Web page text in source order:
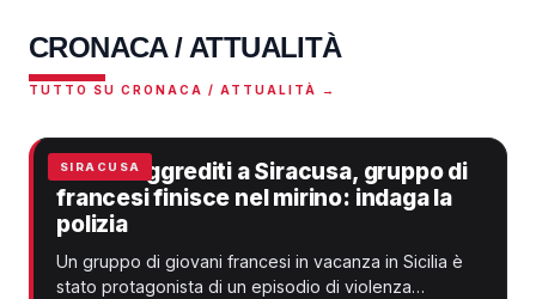
CRONACA / ATTUALITÀ
TUTTO SU CRONACA / ATTUALITÀ →
SIRACUSA
Turisti aggrediti a Siracusa, gruppo di
francesi finisce nel mirino: indaga la
polizia
Un gruppo di giovani francesi in vacanza in Sicilia è
stato protagonista di un episodio di violenza